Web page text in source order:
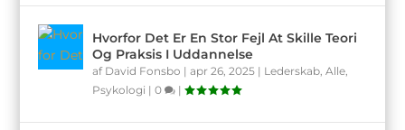
Hvorfor Det Er En Stor Fejl At Skille Teori
Og Praksis I Uddannelse
af David Fonsbo |apr 26, 2025 | Lederskab ,Alle
Psykologi |0 |